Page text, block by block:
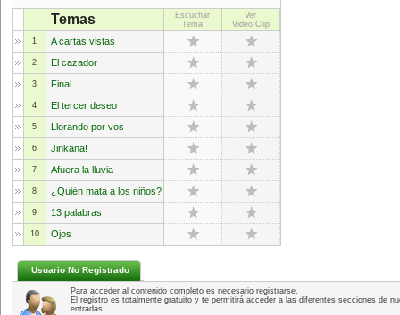
Temas
Escuchar
Tema
Ver
Video Clip
1
A cartas vistas
2 El cazador
3 Final
4 El tercer deseo
5 Llorando por vos
6 Jinkana!
7 Afuera la lluvia
8 ¿Quién mata a los niños?
9 13 palabras
10 Ojos
Usuario No Registrado
Para acceder al contenido completo es necesario registrarse.
El registro es totalmente gratuito y te permitirá acceder a las diferentes secciones de
entradas.